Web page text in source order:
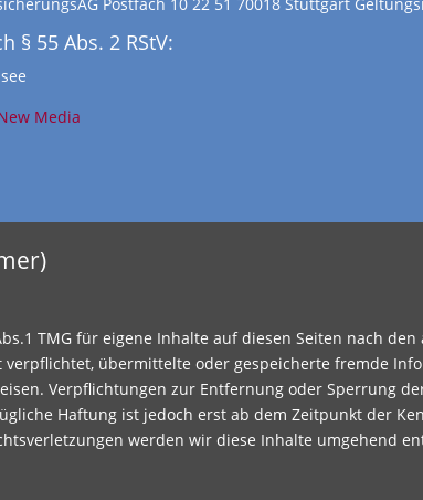
§ 55 Abs. 2 RStV:
Media
TMG für eigene Inhalte auf diesen Seiten nach
übermittelte oder gespeicherte fremde
Verpflichtungen zur Entfernung oder Sperrung
Haftung ist jedoch erst ab dem Zeitpunkt der
werden wir diese Inhalte umgehend